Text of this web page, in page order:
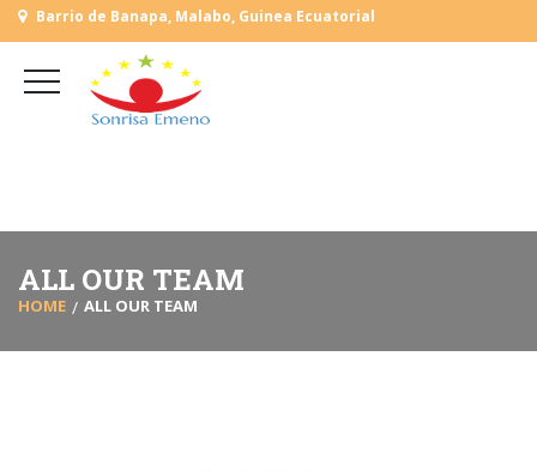
Barrio de Banapa, Malabo, Guinea Ecuatorial
(+240) 555 818930
L-V: 9:00-15:00 Sab, Dom: Cerrado
ALL OUR TEAM
HOME ALL OUR TEAM